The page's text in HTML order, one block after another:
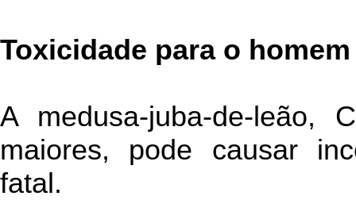
Toxicidade para o homem
A medusa-juba-de-leão,
maiores, pode causar
fatal.